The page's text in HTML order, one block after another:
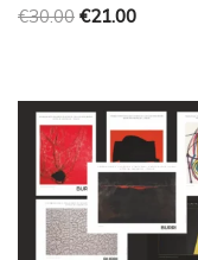
€30.00 €21.00